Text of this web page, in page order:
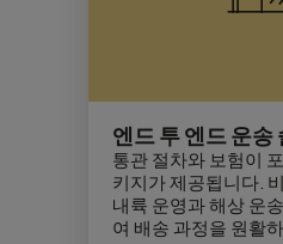
엔드 투 엔드 운송
통관 절차와 보험이
키지가 제공됩니다.
내륙 운영과 해상 운
여 배송 과정을 원활